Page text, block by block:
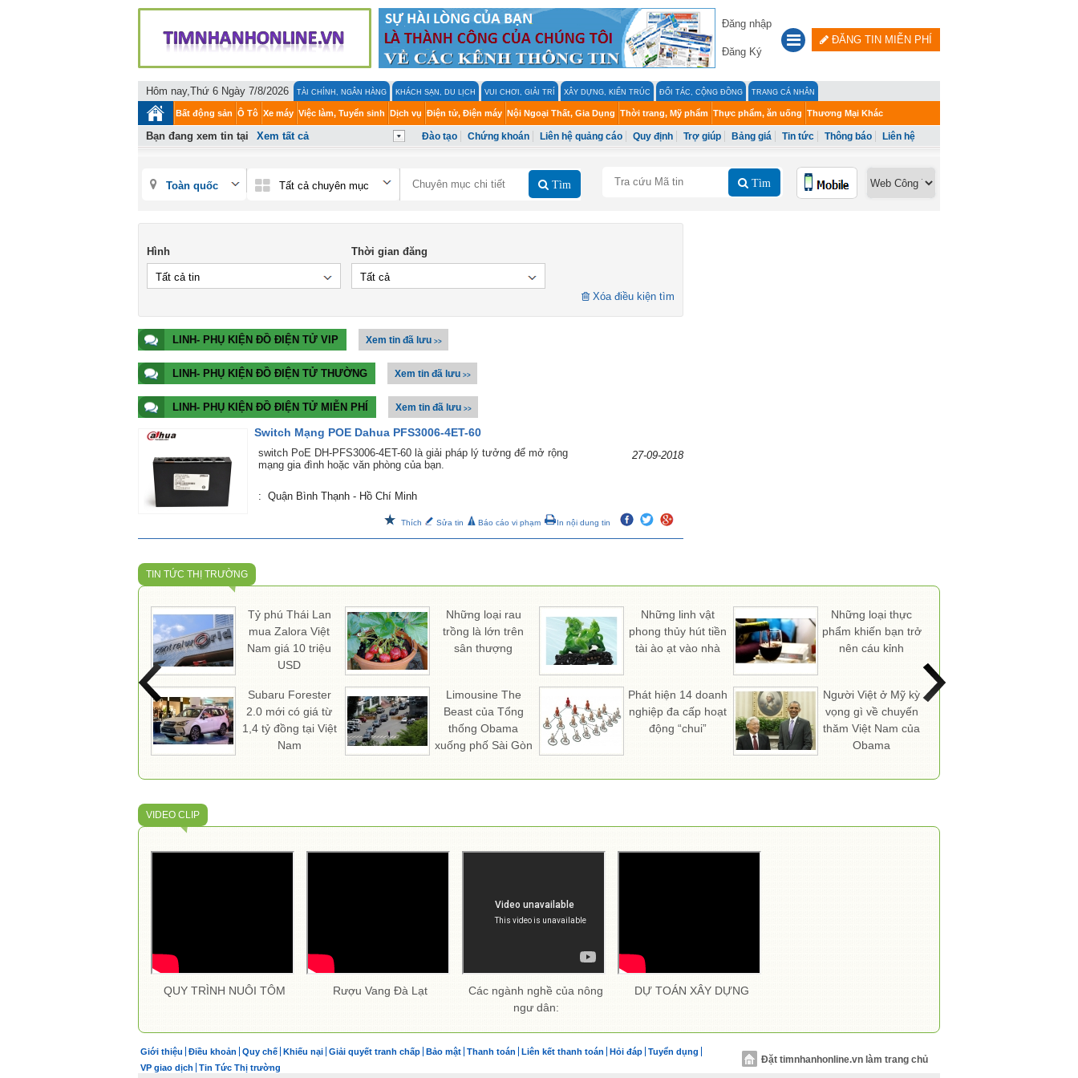
Đăng nhập
Đăng Ký
ĐĂNG TIN MIỄN PHÍ
Hôm nay,Thứ 6 Ngày 7/8/2026 TÀI CHÍNH, NGÂN HÀNG KHÁCH SẠN, DU LỊCH VUI CHƠI, GIẢI TRÍ XÂY DỰNG, KIẾN TRÚC ĐỐI TÁC, CỘNG ĐỒNG TRANG CÁ NHÂN
Bất động sản Ô Tô Xe máy Việc làm, Tuyển sinh Dịch vụ Điện tử, Điện máy Nội Ngoại Thất, Gia Dụng Thời trang, Mỹ phẩm Thực phẩm, ăn uống Thương Mại Khác
Bạn đang xem tin tại Xem tất cả Đào tạo Chứng khoán Liên hệ quảng cáo Quy định Trợ giúp Bảng giá Tin tức Thông báo Liên hệ
Toàn quốc Tất cả chuyên mục Tìm Tìm
Hình
Tất cả tin
Thời gian đăng
Tất cả
Xóa điều kiện tìm
LINH- PHỤ KIỆN ĐỒ ĐIỆN TỬ VIP Xem tin đã lưu >>
LINH- PHỤ KIỆN ĐỒ ĐIỆN TỬ THƯỜNG Xem tin đã lưu >>
LINH- PHỤ KIỆN ĐỒ ĐIỆN TỬ MIỄN PHÍ Xem tin đã lưu >>
Switch Mạng POE Dahua PFS3006-4ET-60
switch PoE DH-PFS3006-4ET-60 là giải pháp lý tưởng để mở rộng
mạng gia đình hoặc văn phòng của bạn.
: Quận Bình Thạnh - Hồ Chí Minh
27-09-2018
Thích Sửa tin Báo cáo vi phạm In nội dung tin
TIN TỨC THỊ TRƯỜNG
Tỷ phú Thái Lan
mua Zalora Việt
Nam giá 10 triệu
USD
Subaru Forester
2.0 mới có giá từ
1,4 tỷ đồng tại Việt
Nam
Những loại rau
trồng là lớn trên
sân thượng
Limousine The
Beast của Tổng
thống Obama
xuống phố Sài Gòn
Những linh vật
phong thủy hút tiền
tài ào ạt vào nhà
Phát hiện 14 doanh
nghiệp đa cấp hoạt
động “chui”
Những loại thực
phẩm khiến bạn trở
nên cáu kỉnh
Người Việt ở Mỹ kỳ
vọng gì về chuyến
thăm Việt Nam của
Obama
VIDEO CLIP
QUY TRÌNH NUÔI TÔM Rượu Vang Đà Lạt
Các ngành nghề của nông
ngư dân:
DỰ TOÁN XÂY DỰNG
Giới thiệu Điều khoản Quy chế Khiếu nại Giải quyết tranh chấp Bảo mật Thanh toán Liên kết thanh toán Hỏi đáp Tuyển dụng
VP giao dịch
Tin Tức Thị trường
Đặt timnhanhonline.vn làm trang chủ